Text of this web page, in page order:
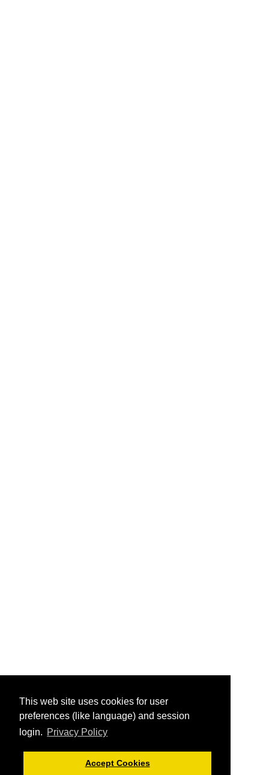
This web site uses cookies for user
preferences (like language) and session
login. Privacy Policy
Accept Cookies